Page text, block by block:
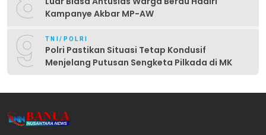
Kampanye Akbar MP-AW
9 TNI/POLRI
Polri Pastikan Situasi Tetap Kondusif
Menjelang Putusan Sengketa Pilkada di MK